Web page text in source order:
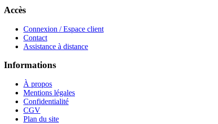
Accès
Connexion / Espace client
Contact
Assistance à distance
Informations
À propos
Mentions légales
Confidentialité
CGV
Plan du site